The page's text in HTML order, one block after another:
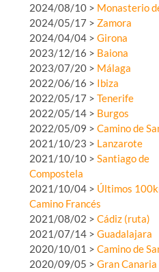
2024/08/10 > Monasterio
2024/05/17 > Zamora
2024/04/04 > Girona
2023/12/16 > Baiona
2023/07/20 > Málaga
2022/06/16 > Ibiza
2022/05/17 > Tenerife
2022/05/14 > Burgos
2022/05/09 > Camino de
2021/10/23 > Lanzarote
2021/10/10 > Santiago de
Compostela
2021/10/04 > Últimos
Camino Francés
2021/08/02 > Cádiz (ruta)
2021/07/14 > Guadalajara
2020/10/01 > Camino de
2020/09/05 > Gran Canaria